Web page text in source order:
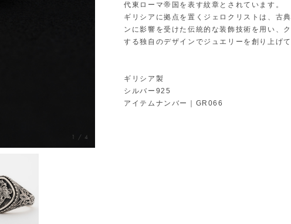
1 /4
代東ローマ帝国を表す紋章とされています。
ギリシアに拠点を置くジェロクリストは、古
ンに影響を受けた伝統的な装飾技術を用い、
する独自のデザインでジュエリーを創り上げて
ギリシア製
シルバー925
アイテムナンバー｜GR066